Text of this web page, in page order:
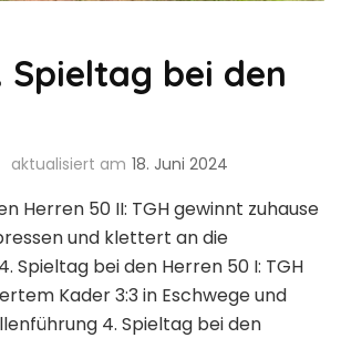
Spieltag bei den
aktualisiert am 18. Juni 2024
Herren 50 II: TGH gewinnt zuhause
und klettert an die
Spieltag bei den Herren 50 I: TGH
Kader 3:3 in Eschwege und
4. Spieltag bei den